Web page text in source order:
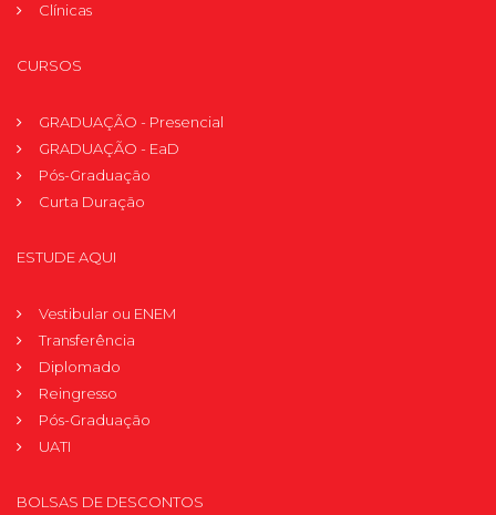
Clínicas
CURSOS
GRADUAÇÃO - Presencial
GRADUAÇÃO - EaD
Pós-Graduação
Curta Duração
ESTUDE AQUI
Vestibular ou ENEM
Transferência
Diplomado
Reingresso
Pós-Graduação
UATI
BOLSAS DE DESCONTOS